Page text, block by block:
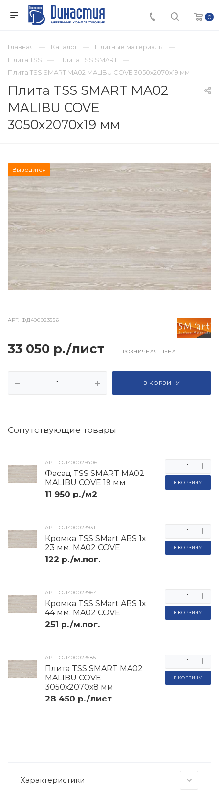
0
Главная Каталог
Плитные материалы
Плита TSS
Плита TSS SMART
Плита TSS SMART MA02 MALIBU COVE 3050х2070х19 мм
Плита TSS SMART MA02
MALIBU COVE
3050х2070х19 мм
АРТ.ФД400023556
33 050 р./лист — РОЗНИЧНАЯ ЦЕНА
В КОРЗИНУ
Cопутствующие товары
АРТ.ФД400023585
Плита TSS SMART MA02
MALIBU COVE
3050х2070х8 мм
28 450 р./лист
В КОРЗИНУ
АРТ.ФД400023964
Кромка TSS SMart ABS 1х
44 мм. MA02 COVE
251 р./м.пог.
В КОРЗИНУ
АРТ.ФД400023931
Кромка TSS SMart ABS 1х
23 мм. MA02 COVE
122 р./м.пог.
В КОРЗИНУ
АРТ.ФД400029406
Фасад TSS SMART MA02
MALIBU COVE 19 мм
11 950 р./м2
В КОРЗИНУ
Выводится
Характеристики